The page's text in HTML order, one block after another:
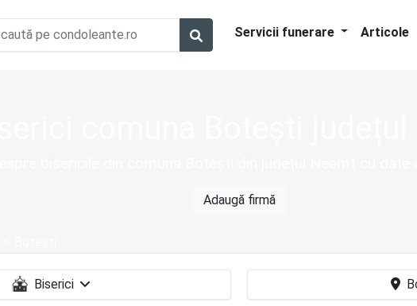
Servicii funerare Articole
Adaugă firmă